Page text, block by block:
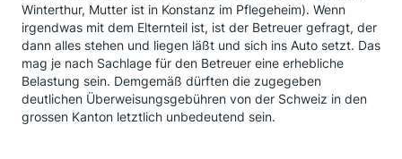
Winterthur, Mutter ist in Konstanz im Pflegeheim). Wenn
irgendwas mit dem Elternteil ist, ist der Betreuer gefragt, der
dann alles stehen und liegen läßt und sich ins Auto setzt. Das
mag je nach Sachlage für den Betreuer eine erhebliche
Belastung sein. Demgemäß dürften die zugegeben
deutlichen Überweisungsgebühren von der Schweiz in den
grossen Kanton letztlich unbedeutend sein.